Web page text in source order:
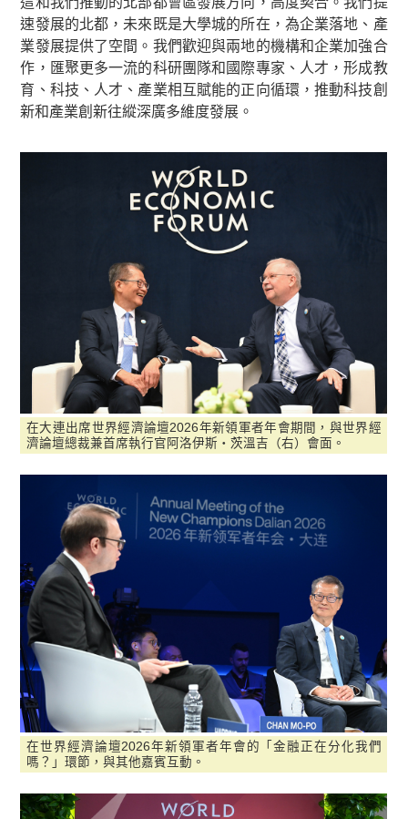
速發展的北都，未來既是大學城的所在，為企業落地、產
業發展提供了空間。我們歡迎與兩地的機構和企業加強合
作，匯聚更多一流的科研團隊和國際專家、人才，形成教
育、科技、人才、產業相互賦能的正向循環，推動科技創
新和產業創新往縱深廣多維度發展。
在大連出席世界經濟論壇2026年新領軍者年會期間，與世界經
濟論壇總裁兼首席執行官阿洛伊斯・茨溫吉（右）會面。
在世界經濟論壇2026年新領軍者年會的「金融正在分化我們
嗎？」環節，與其他嘉賓互動。